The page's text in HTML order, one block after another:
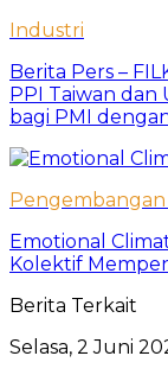
Industri
Berita Pers –
PPI Taiwan dan
bagi PMI
Pengembangan
Emotional
Kolektif
Berita Terkait
Selasa, 2 Juni